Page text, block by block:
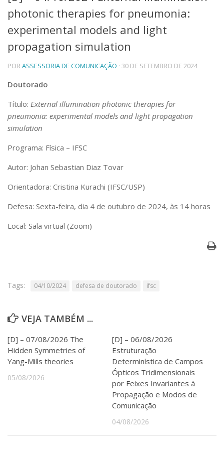
Telefones e Mapas
Pessoas
Ensino
Graduação
Educação a distância
Cursos de Extensão
Centros, Núcleos e Projetos em Rede
Pós-doutorado
Iniciação Científica
Transferência de Tecnologia
Empresas Juniores
Projetos, Programas e Cursos
Artes, Cultura e Esportes
Serviços
Outros serviços
Assessorias e Mídias
Aplicativos e Sites
Jornal da USP
Agenda de Eventos
Defesa de Teses
photonic therapies for pneumonia:
experimental models and light
propagation simulation
PORASSESSORIA DE COMUNICAÇÃO · 30 DE SETEMBRO DE 2024
Doutorado
Título: External illumination photonic therapies for
pneumonia: experimental models and light propagation
simulation
Programa: Física – IFSC
Autor: Johan Sebastian Diaz Tovar
Orientadora: Cristina Kurachi (IFSC/USP)
Defesa: Sexta-feira, dia 4 de outubro de 2024, às 14 horas
Local: Sala virtual (Zoom)
Tags: 04/10/2024 defesa de doutorado ifsc
VEJA TAMBÉM ...
[D] – 07/08/2026 The
Hidden Symmetries of
Yang-Mills theories
05/08/2026
[D] – 06/08/2026
Estruturação
Determinística de Campos
Ópticos Tridimensionais
por Feixes Invariantes à
Propagação e Modos de
Comunicação
04/08/2026